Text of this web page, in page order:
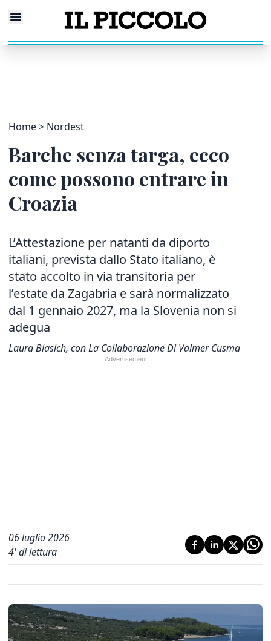
Home Nordest
Barche senza targa, ecco
come possono entrare in
Croazia
L’Attestazione per natanti da diporto
italiani, prevista dallo Stato italiano, è
stato accolto in via transitoria per
l’estate da Zagabria e sarà normalizzato
dal 1 gennaio 2027, ma la Slovenia non si
adegua
Laura Blasich, con La Collaborazione Di Valmer Cusma
06 luglio 2026
4' di lettura